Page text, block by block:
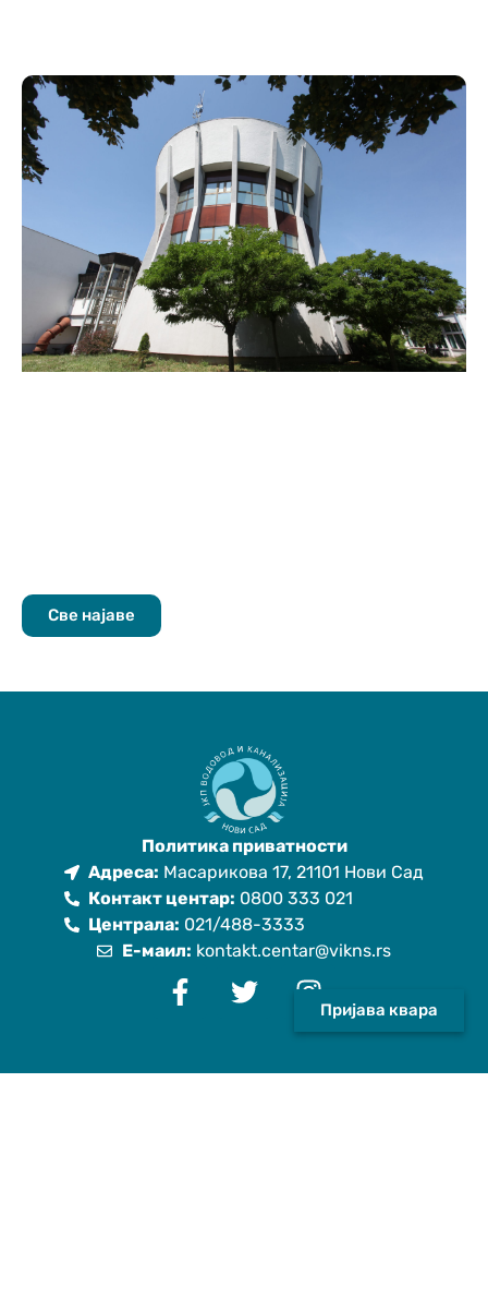
Све најаве
Пријава квара
Политика приватности
Адреса: Масарикова 17, 21101 Нови Сад
Контакт центар: 0800 333 021
Централа: 021/488-3333
Е-маил: kontakt.centar@vikns.rs